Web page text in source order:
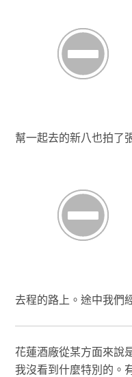
幫一起去的新八也拍了
去程的路上。途中我們
花蓮酒廠從某方面來說
我沒看到什麼特別的。